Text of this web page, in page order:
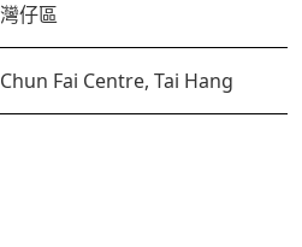
灣仔區
Chun Fai Centre, Tai Hang